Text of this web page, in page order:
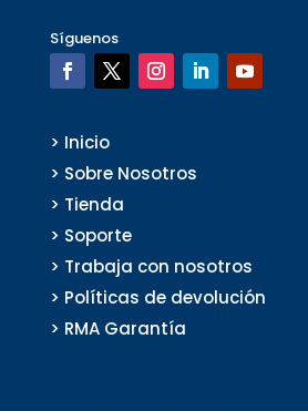
Síguenos
> Inicio
> Sobre Nosotros
> Tienda
> Soporte
> Trabaja con nosotros
> Políticas de devolución
> RMA Garantía